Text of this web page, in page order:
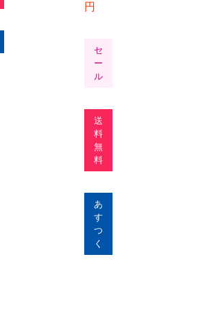
円
セ
ー
ル
送
料
無
料
あ
す
つ
く